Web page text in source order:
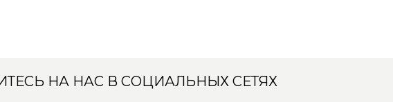
НА НАС В СОЦИАЛЬНЫХ СЕТЯХ